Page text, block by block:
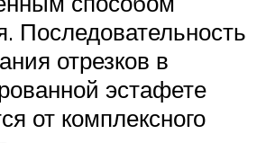
Последовательность
отрезков в
эстафете
от комплексного